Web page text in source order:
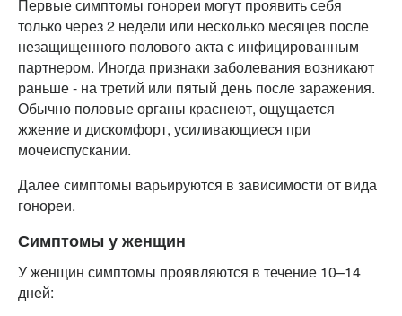
Первые симптомы гонореи могут проявить себя
только через 2 недели или несколько месяцев после
незащищенного полового акта с инфицированным
партнером. Иногда признаки заболевания возникают
раньше - на третий или пятый день после заражения.
Обычно половые органы краснеют, ощущается
жжение и дискомфорт, усиливающиеся при
мочеиспускании.
Далее симптомы варьируются в зависимости от вида
гонореи.
Симптомы у женщин
У женщин симптомы проявляются в течение 10–14
дней: